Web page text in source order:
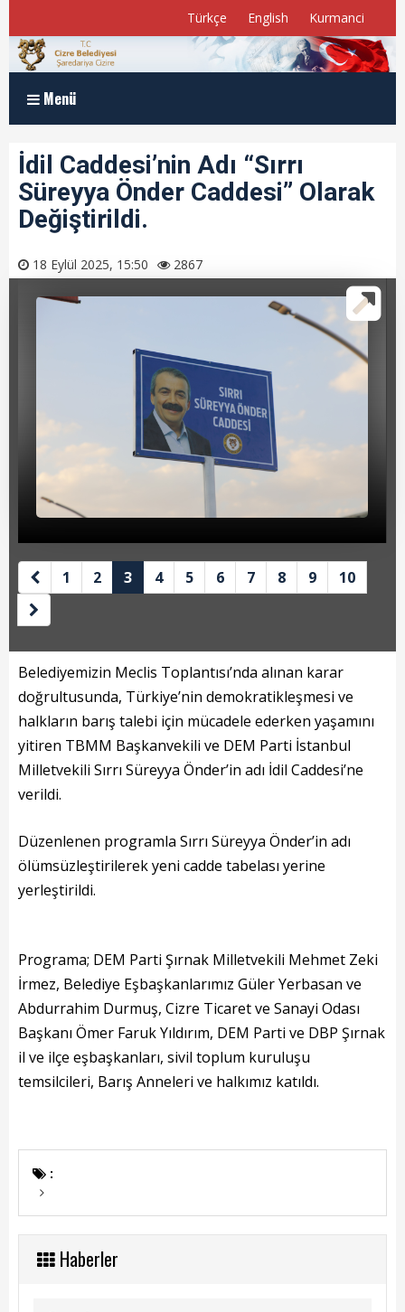
Türkçe English Kurmanci
Menü
Anasayfa
Kurumsal
Müdürlükler
Program ve Raporlar
Borç Bilgileri
Tahakkuk Bilgileri
Tahsilat Bilgileri
Online Ödeme
Sicil Kodu ile Tahsilat
Şikayet Bildirim Formu
Şikayet Takip Formu
Başkan
Başkanın Mesajı
Başkanın Albümü
Projeler
Tamamlanan Projeler
Devam Eden Projeler
Planlanan Projeler
Genel
Kadın Politikalar
Kadın
İdil Caddesi’nin Adı “Sırrı
Süreyya Önder Caddesi” Olarak
Değiştirildi.
18 Eylül 2025, 15:50 2867
1 2 3 4 5 6 7 8 9 10
Belediyemizin Meclis Toplantısı’nda alınan karar
doğrultusunda, Türkiye’nin demokratikleşmesi ve
halkların barış talebi için mücadele ederken yaşamını
yitiren TBMM Başkanvekili ve DEM Parti İstanbul
Milletvekili Sırrı Süreyya Önder’in adı İdil Caddesi’ne
verildi.
Düzenlenen programla Sırrı Süreyya Önder’in adı
ölümsüzleştirilerek yeni cadde tabelası yerine
yerleştirildi.
Programa; DEM Parti Şırnak Milletvekili Mehmet Zeki
İrmez, Belediye Eşbaşkanlarımız Güler Yerbasan ve
Abdurrahim Durmuş, Cizre Ticaret ve Sanayi Odası
Başkanı Ömer Faruk Yıldırım, DEM Parti ve DBP Şırnak
il ve ilçe eşbaşkanları, sivil toplum kuruluşu
temsilcileri, Barış Anneleri ve halkımız katıldı.
:
Haberler